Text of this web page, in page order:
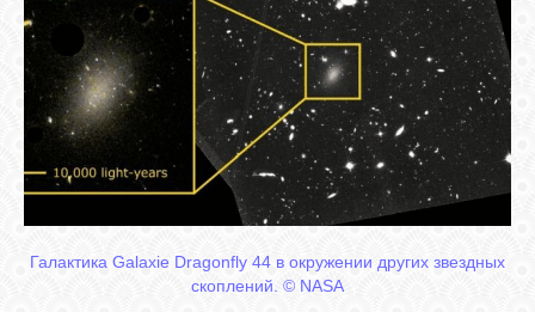
ФОТО
СВЯЗЬ
ВХОД
RSS
Галактика Galaxie Dragonfly 44 в окружении других звездных
скоплений. © NASA